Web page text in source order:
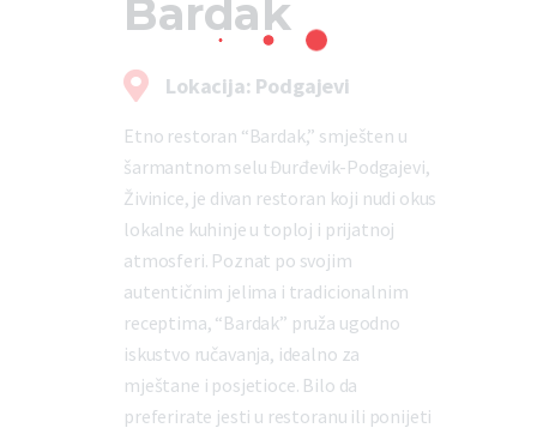
Bardak
Lokacija: Podgajevi
Etno restoran “Bardak,” smješten u
šarmantnom selu Đurđevik-Podgajevi,
Živinice, je divan restoran koji nudi okus
lokalne kuhinje u toploj i prijatnoj
atmosferi. Poznat po svojim
autentičnim jelima i tradicionalnim
receptima, “Bardak” pruža ugodno
iskustvo ručavanja, idealno za
mještane i posjetioce. Bilo da
preferirate jesti u restoranu ili ponijeti